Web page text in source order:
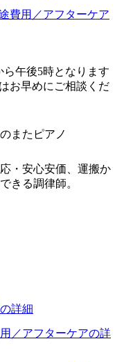
費用／アフターケア
ら午後5時となります
お早めにご相談くだ
またピアノ
・安心安価、運搬か
きる調律師。
詳細
／アフターケアの詳